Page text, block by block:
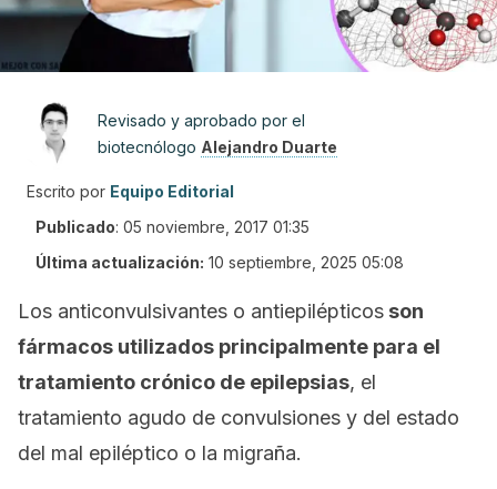
Revisado y aprobado por el
biotecnólogo Alejandro Duarte
Escrito por Equipo Editorial
Publicado: 05 noviembre, 2017 01:35
Última actualización: 10 septiembre, 2025 05:08
Los anticonvulsivantes o antiepilépticos son
fármacos utilizados principalmente para el
tratamiento crónico de epilepsias, el
tratamiento agudo de convulsiones y del estado
del mal epiléptico o la migraña.